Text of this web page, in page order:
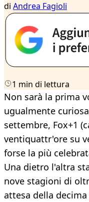
di Andrea Fagioli
1 min di lettura
Non sarà la prima
ugualmente
settembre, Fox+1
ventiquattr'ore su
forse la più
Una dietro l'altra
nove stagioni di
attesa della